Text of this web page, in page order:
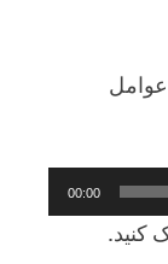
عوامل
00:00
کنید.